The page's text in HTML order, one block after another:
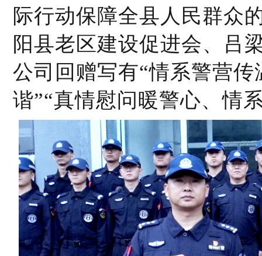
际行动保障全县人民群众
阳县老区建设促进会、吕
公司回赠写有“情系警营
谐”“真情慰问暖警心、情